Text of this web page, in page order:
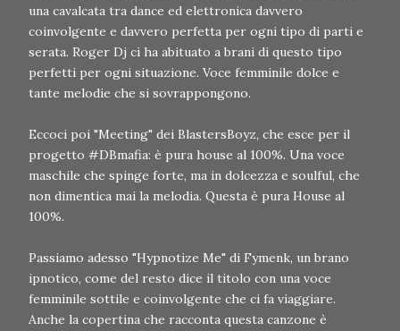
una cavalcata tra dance ed elettronica davvero
coinvolgente e davvero perfetta per ogni tipo di parti e
serata. Roger Dj ci ha abituato a brani di questo tipo
perfetti per ogni situazione. Voce femminile dolce e
tante melodie che si sovrappongono.
Eccoci poi "Meeting" dei BlastersBoyz, che esce per il
progetto #DBmafia: è pura house al 100%. Una voce
maschile che spinge forte, ma in dolcezza e soulful, che
non dimentica mai la melodia. Questa è pura House al
100%.
Passiamo adesso "Hypnotize Me" di Fymenk, un brano
ipnotico, come del resto dice il titolo con una voce
femminile sottile e coinvolgente che ci fa viaggiare.
Anche la copertina che racconta questa canzone è